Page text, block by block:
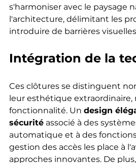
s'harmoniser avec le paysage
l'architecture, délimitant les
introduire de barrières
Intégration de la
Ces clôtures se distinguent
leur esthétique extraordinaire,
fonctionnalité. Un design
sécurité associé à des
automatique et à des
gestion des accès les place à
approches innovantes. De